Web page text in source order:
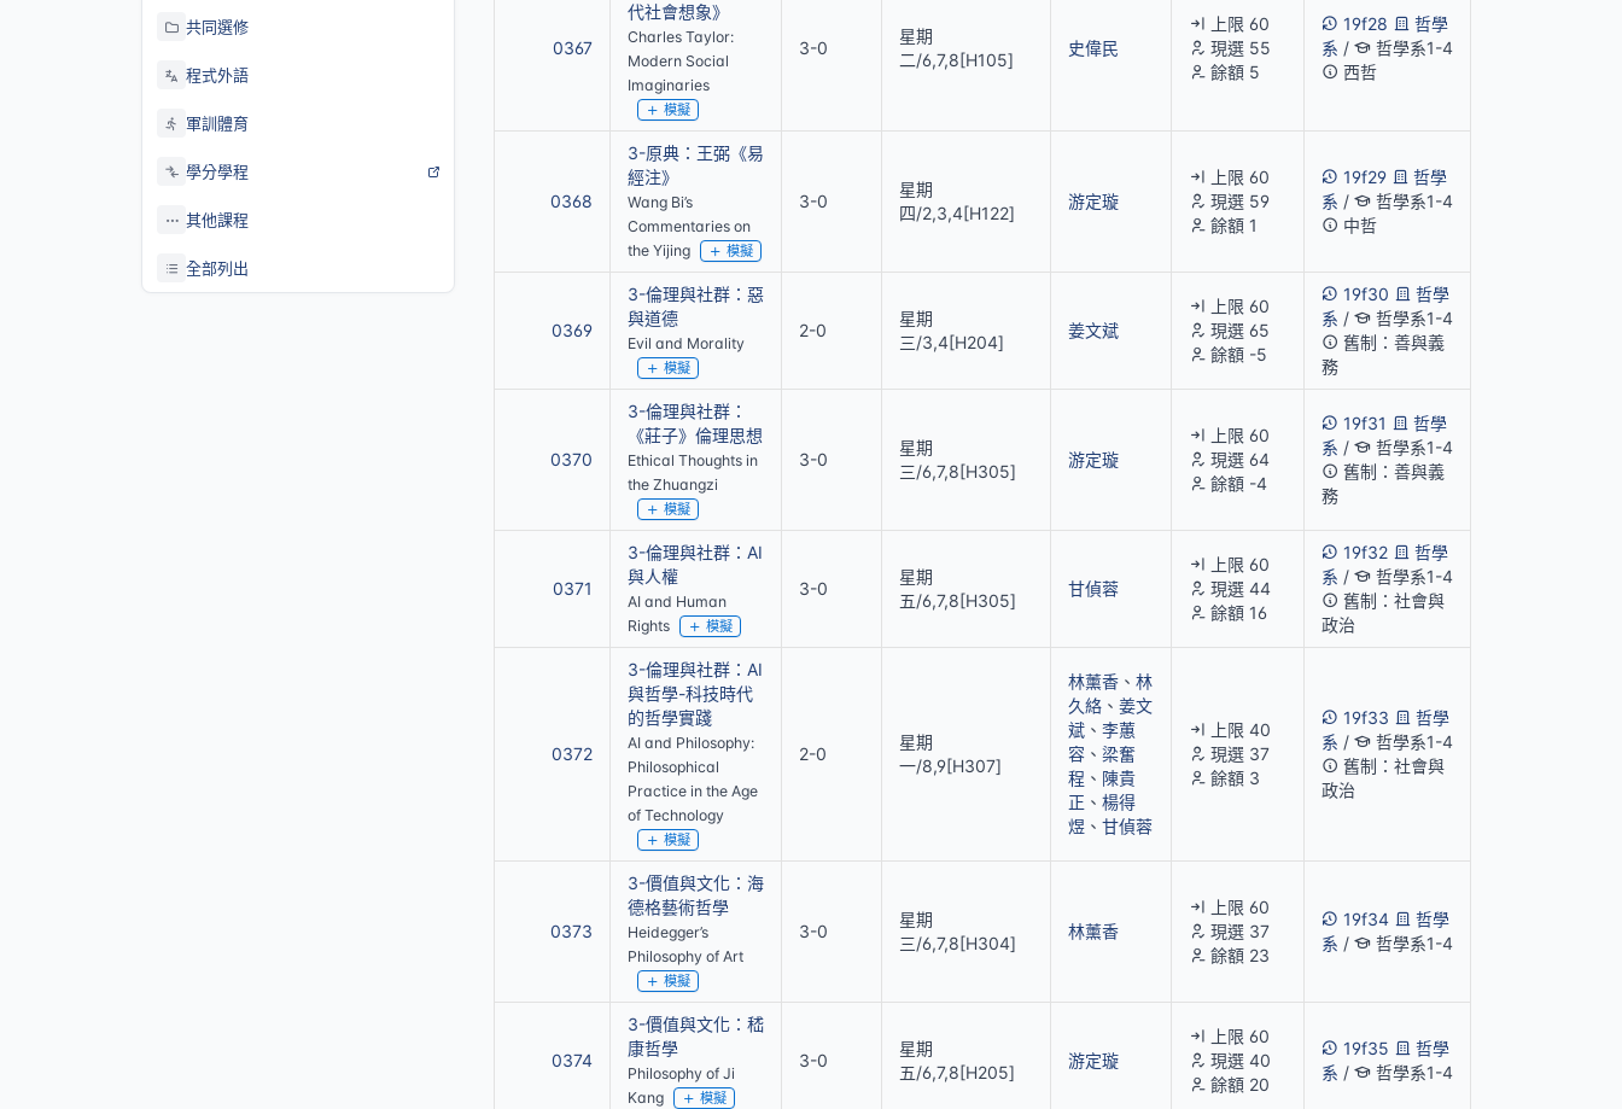
共同選修
程式外語
軍訓體育
學分學程
其他課程
全部列出
0367
代社會想象》
Charles Taylor:
Modern Social
Imaginaries
模擬
3-0
星期
二/6,7,8[H105]
史偉民
上限 60
現選 55
餘額 5
19f28
哲學
系 /
哲學系1-4
西哲
0368
3-原典：王弼《易
經注》
Wang Bi’s
Commentaries on
the Yijing
模擬
3-0
星期
四/2,3,4[H122]
游定璇
上限 60
現選 59
餘額 1
19f29
哲學
系 /
哲學系1-4
中哲
0369
3-倫理與社群：惡
與道德
Evil and Morality
模擬
2-0
星期
三/3,4[H204]
姜文斌
上限 60
現選 65
餘額 -5
19f30
哲學
系 /
哲學系1-4
舊制：善與義
務
0370
3-倫理與社群：
《莊子》倫理思想
Ethical Thoughts in
the Zhuangzi
模擬
3-0
星期
三/6,7,8[H305]
游定璇
上限 60
現選 64
餘額 -4
19f31
哲學
系 /
哲學系1-4
舊制：善與義
務
0371
3-倫理與社群：AI
與人權
AI and Human
Rights
模擬
3-0
星期
五/6,7,8[H305]
甘偵蓉
上限 60
現選 44
餘額 16
19f32
哲學
系 /
哲學系1-4
舊制：社會與
政治
0372
3-倫理與社群：AI
與哲學-科技時代
的哲學實踐
AI and Philosophy:
Philosophical
Practice in the Age
of Technology
模擬
2-0
星期
一/8,9[H307]
林薰香、 林
久絡、 姜文
斌、 李蕙
容、 梁奮
程 、 陳貴
正 、 楊得
煜、 甘偵蓉
上限 40
現選 37
餘額 3
19f33
哲學
系 /
哲學系1-4
舊制：社會與
政治
0373
3-價值與文化：海
德格藝術哲學
Heidegger’s
Philosophy of Art
模擬
3-0
星期
三/6,7,8[H304]
林薰香
上限 60
現選 37
餘額 23
19f34
哲學
系 / 哲學系1-4
0374
3-價值與文化：嵇
康哲學
Philosophy of Ji
Kang
模擬
3-0
星期
五/6,7,8[H205]
游定璇
上限 60
現選 40
餘額 20
19f35
哲學
系 / 哲學系1-4